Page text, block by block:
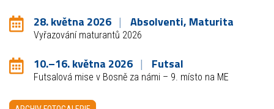
28. května 2026 Absolventi, Maturita
Vyřazování maturantů 2026
10.–16. května 2026 Futsal
Futsalová mise v Bosně za námi – 9. místo na ME